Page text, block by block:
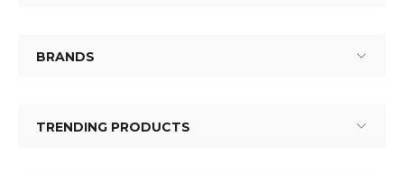
BRANDS
TRENDING PRODUCTS